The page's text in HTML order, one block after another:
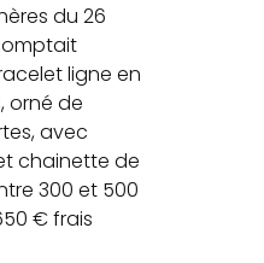
du 26
ligne en
orné de
avec
chainette de
300 et 500
€ frais